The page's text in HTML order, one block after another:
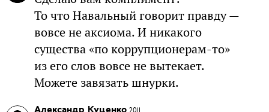
То что Навальный говорит правду —
вовсе не аксиома. И никакого
существа «по коррупционерам-то»
из его слов вовсе не вытекает.
Можете завязать шнурки.